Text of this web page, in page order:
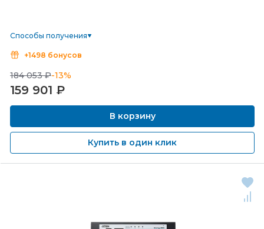
Способы получения
+1498 бонусов
184 053 ₽-13%
159 901 ₽
В корзину
Купить в один клик